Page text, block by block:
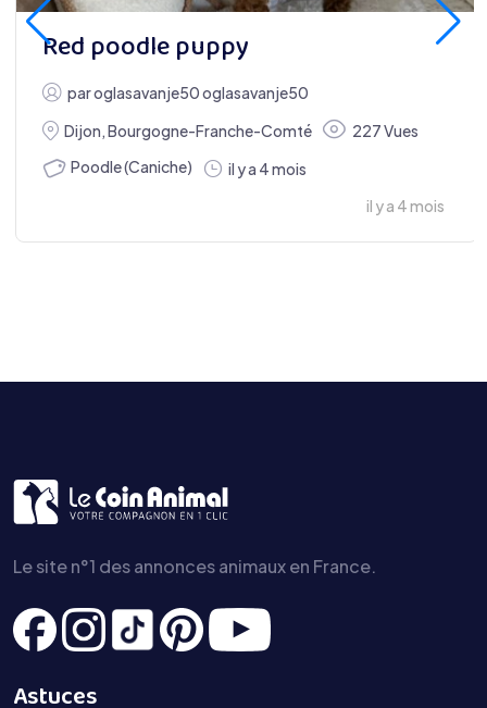
Red poodle puppy
paroglasavanje50 oglasavanje50
Dijon,Bourgogne-Franche-Comté
227 Vues
Poodle (Caniche)
il y a 4 mois
il y a 4 mois
Le site n°1 des annonces animaux en France.
Astuces